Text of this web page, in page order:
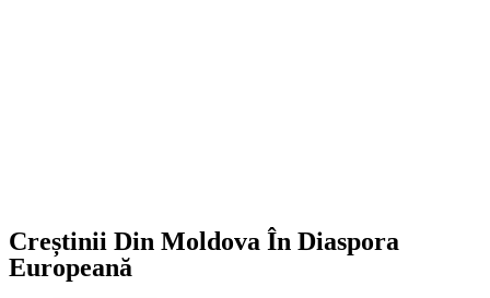
Creștinii Din Moldova În Diaspora
Europeană